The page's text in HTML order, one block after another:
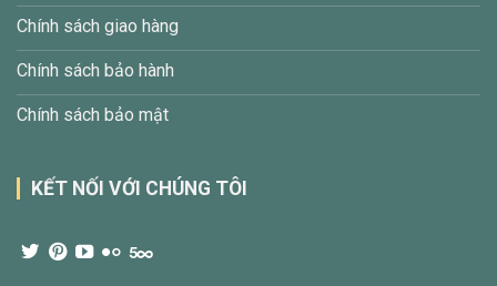
Chính sách giao hàng
Chính sách bảo hành
Chính sách bảo mật
KẾT NỐI VỚI CHÚNG TÔI